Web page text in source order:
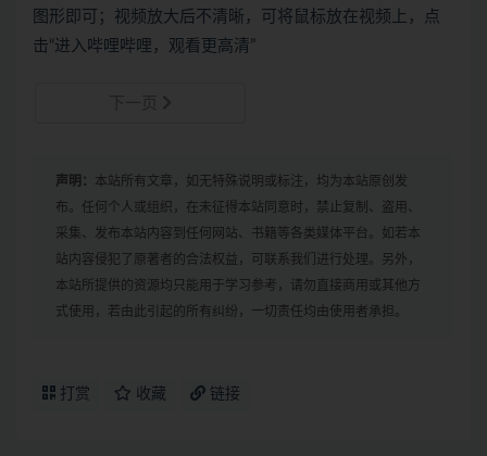
图形即可；视频放大后不清晰，可将鼠标放在视频上，点
击“进入哔哩哔哩，观看更高清”
声明： 本站所有文章，如无特殊说明或标注，均为本站原创发
布。任何个人或组织，在未征得本站同意时，禁止复制、盗用、
采集、发布本站内容到任何网站、书籍等各类媒体平台。如若本
站内容侵犯了原著者的合法权益，可联系我们进行处理。另外，
本站所提供的资源均只能用于学习参考，请勿直接商用或其他方
式使用，若由此引起的所有纠纷，一切责任均由使用者承担。
打赏 收藏 链接